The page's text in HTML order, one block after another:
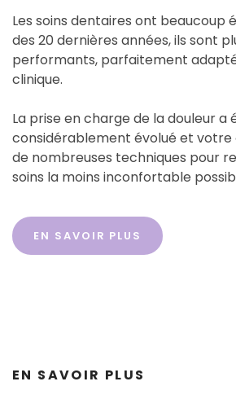
Les soins dentaires ont beaucoup
des 20 dernières années, ils sont
performants, parfaitement
clinique.
La prise en charge de la douleur a
considérablement évolué et votre
de nombreuses techniques pour
soins la moins inconfortable
EN SAVOIR PLUS
EN SAVOIR PLUS